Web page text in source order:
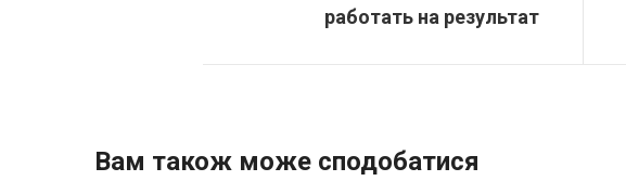
работать на результат
Вам також може сподобатися